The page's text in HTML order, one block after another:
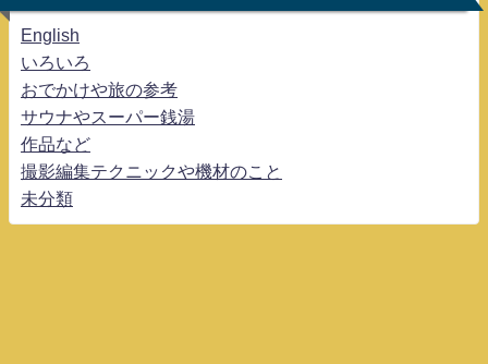
English
いろいろ
おでかけや旅の参考
サウナやスーパー銭湯
作品など
撮影編集テクニックや機材のこと
未分類